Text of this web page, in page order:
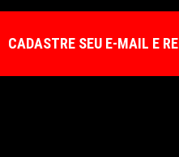
CADASTRE SEU E-MAIL E